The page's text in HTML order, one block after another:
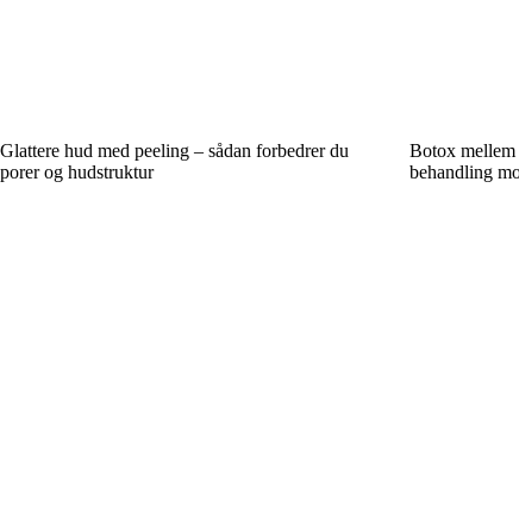
Glattere hud med peeling – sådan forbedrer du
porer og hudstruktur
Botox mellem
behandling